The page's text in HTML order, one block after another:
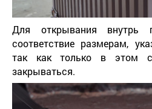
Для открывания внутрь
соответствие размерам,
так как только в этом
закрываться.